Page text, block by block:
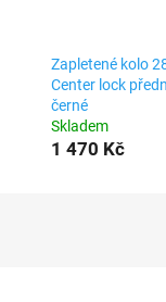
Zapletené kolo
Center lock
černé
Skladem
1 470 Kč